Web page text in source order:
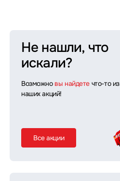
Не нашли, что
искали?
Возможно вы найдете что-то из
наших акций!
Все акции